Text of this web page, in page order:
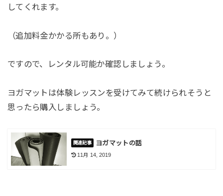
してくれます。
（追加料金かかる所もあり。）
ですので、レンタル可能か確認しましょう。
ヨガマットは体験レッスンを受けてみて続けられそうと
思ったら購入しましょう。
ヨガマットの話
11月 14, 2019